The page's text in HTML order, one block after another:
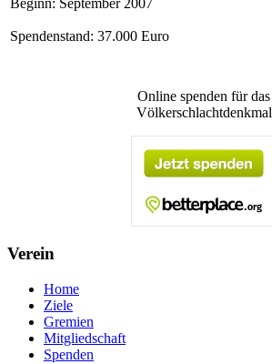
Beginn: September 2007
Spendenstand: 37.000 Euro
Online spenden für das
Völkerschlachtdenkmal
Verein
Home
Ziele
Gremien
Mitgliedschaft
Spenden